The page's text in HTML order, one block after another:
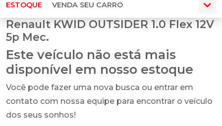
ESTOQUE VENDA SEU CARRO
Renault KWID OUTSIDER 1.0 Flex 12V
5p Mec.
Este veículo não está mais
disponível em nosso estoque
Você pode fazer uma nova busca ou entrar em
contato com nossa equipe para encontrar o veículo
dos seus sonhos!